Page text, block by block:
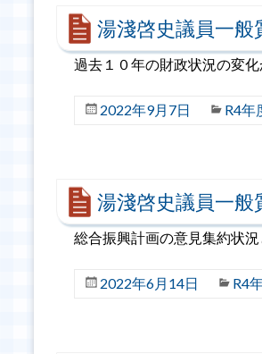
湯淺啓史議員一般
過去１０年の財政状況の変
2022年9月7日 R4年
湯淺啓史議員一般
総合振興計画の意見集約状
2022年6月14日 R4